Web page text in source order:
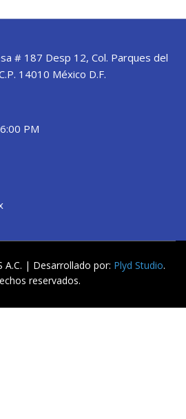
# 187 Desp 12, Col. Parques del
14010 México D.F.
PM
A.C. | Desarrollado por: Plyd Studio.
reservados.